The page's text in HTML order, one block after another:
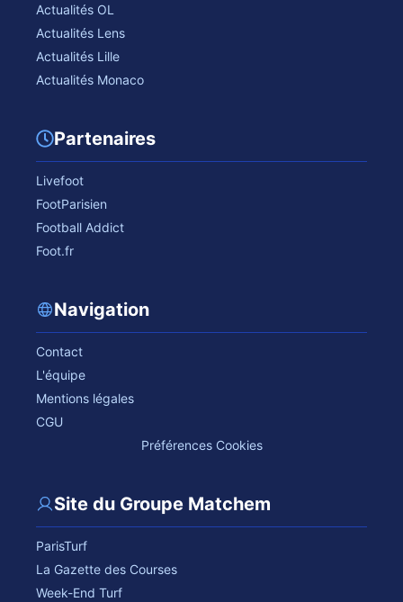
Actualités OL
Actualités Lens
Actualités Lille
Actualités Monaco
Partenaires
Livefoot
FootParisien
Football Addict
Foot.fr
Navigation
Contact
L'équipe
Mentions légales
CGU
Préférences Cookies
Site du Groupe Matchem
ParisTurf
La Gazette des Courses
Week-End Turf